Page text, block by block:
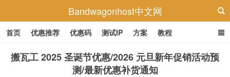
Bandwagonhost中文网
首页 优惠推荐 优惠码 测试IP 方案 教程
搬瓦工 2025 圣诞节优惠/2026 元旦新年促销活动预
测/最新优惠补货通知